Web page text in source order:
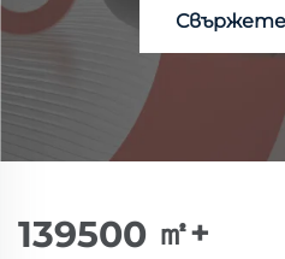
Свържете
150000 ㎡+